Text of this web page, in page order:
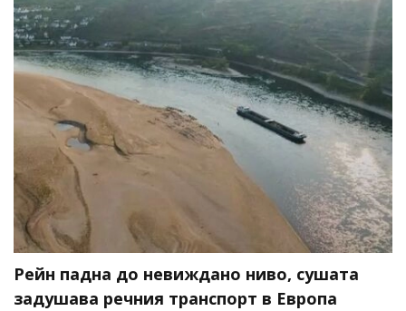
Рейн падна до невиждано ниво, сушата
задушава речния транспорт в Европа